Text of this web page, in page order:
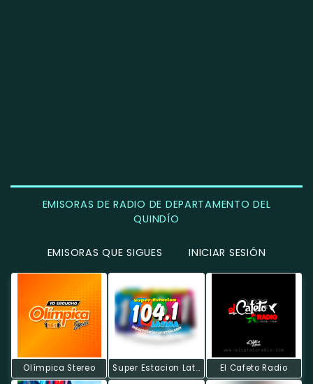
EMISORAS DE RADIO DE DEPARTAMENTO DEL
QUINDÍO
EMISORAS QUE SIGUES INICIAR SESIÓN
Olímpica Stereo Super Estacion Latina El Cafeto Radio